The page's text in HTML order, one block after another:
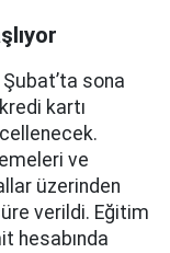
Şubat’ta sona
kartı
ve
üzerinden
verildi. Eğitim
hesabında